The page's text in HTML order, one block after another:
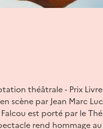
théâtrale - Prix
scène par Jean Marc
est porté par le
rend hommage